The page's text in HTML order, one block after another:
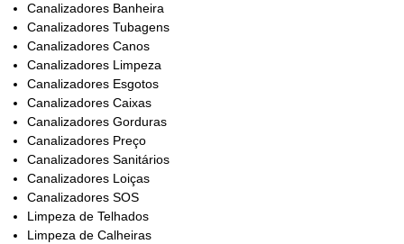
Canalizadores Banheira
Canalizadores Tubagens
Canalizadores Canos
Canalizadores Limpeza
Canalizadores Esgotos
Canalizadores Caixas
Canalizadores Gorduras
Canalizadores Preço
Canalizadores Sanitários
Canalizadores Loiças
Canalizadores SOS
Limpeza de Telhados
Limpeza de Calheiras